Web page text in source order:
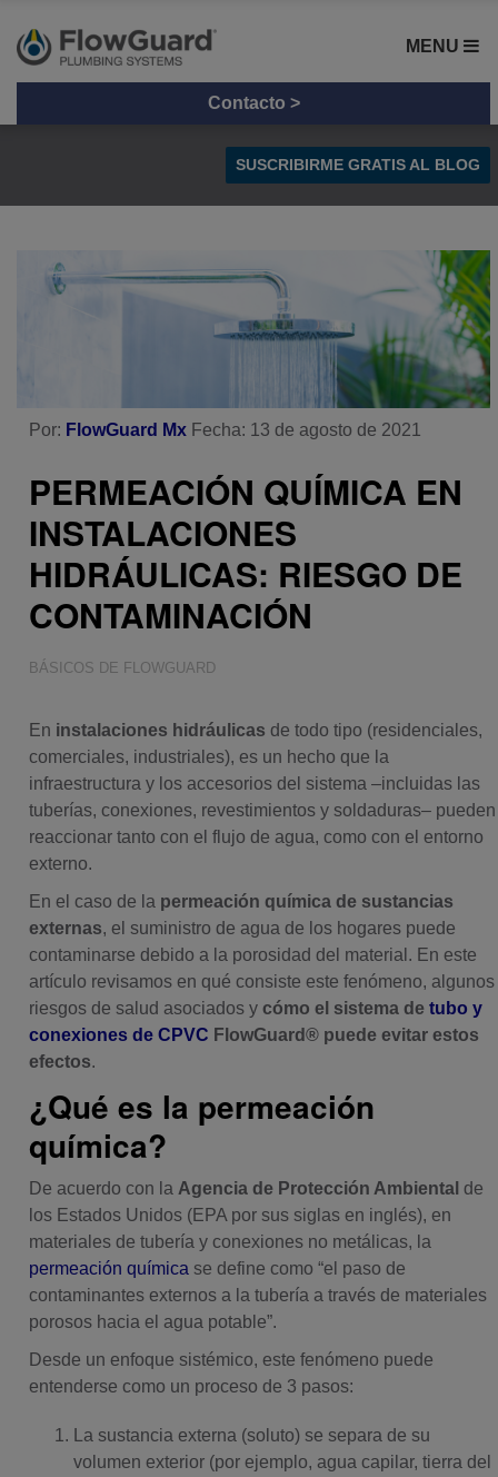
MENU
Contacto >
SUSCRIBIRME GRATIS AL BLOG
Radiación UV en Tuberías
Comparación de materiales
Por: FlowGuard Mx Fecha: 13 de agosto de 2021
PERMEACIÓN QUÍMICA EN
INSTALACIONES
HIDRÁULICAS: RIESGO DE
CONTAMINACIÓN
BÁSICOS DE FLOWGUARD
En instalaciones hidráulicas de todo tipo (residenciales,
comerciales, industriales), es un hecho que la
infraestructura y los accesorios del sistema –incluidas las
tuberías, conexiones, revestimientos y soldaduras– pueden
reaccionar tanto con el flujo de agua, como con el entorno
externo.
En el caso de la permeación química de sustancias
externas, el suministro de agua de los hogares puede
contaminarse debido a la porosidad del material. En este
artículo revisamos en qué consiste este fenómeno, algunos
riesgos de salud asociados ycómo el sistema detubo y
conexiones de CPVC FlowGuard® puede evitar estos
efectos.
¿Qué es la permeación
química?
De acuerdo con la Agencia de Protección Ambiental de
los Estados Unidos (EPA por sus siglas en inglés), en
materiales de tubería y conexiones no metálicas, la
permeación química se define como “el paso de
contaminantes externos a la tubería a través de materiales
porosos hacia el agua potable”.
Desde un enfoque sistémico, este fenómeno puede
entenderse como un proceso de 3 pasos:
La sustancia externa (soluto) se separa de su
volumen exterior (por ejemplo, agua capilar, tierra del